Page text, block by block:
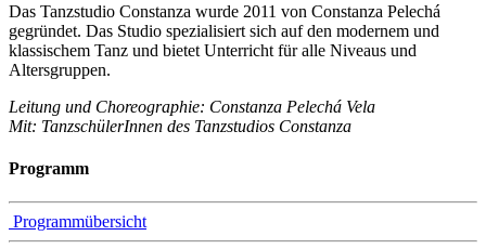
Das Tanzstudio Constanza wurde 2011 von Constanza Pelechá
gegründet. Das Studio spezialisiert sich auf den modernem und
klassischem Tanz und bietet Unterricht für alle Niveaus und
Altersgruppen.
Leitung und Choreographie: Constanza Pelechá Vela
Mit: TanzschülerInnen des Tanzstudios Constanza
Programm
Programmübersicht